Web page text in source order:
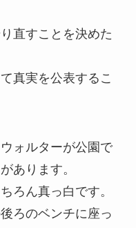
直すことを決めた
真実を公表するこ
ォルターが公園で
あります。
ろん真っ白です。
ろのベンチに座っ